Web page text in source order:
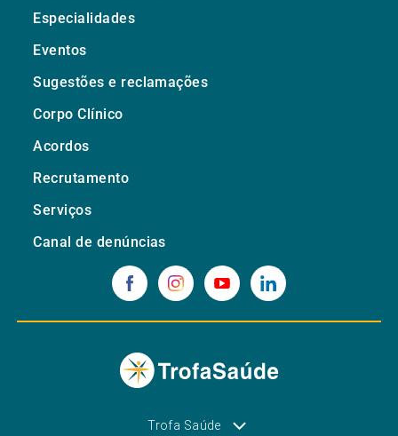
Especialidades
Eventos
Sugestões e reclamações
Corpo Clínico
Acordos
Recrutamento
Serviços
Canal de denúncias
Trofa Saúde